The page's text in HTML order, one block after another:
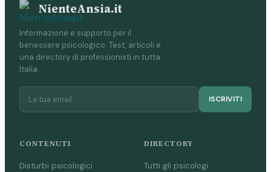
NienteAnsia.it
Informazione e supporto per il
benessere psicologico. Test, articoli e
una directory di professionisti in tutta
Italia.
ISCRIVITI
CONTENUTI
Disturbi psicologici
DIRECTORY
Tutti gli psicologi